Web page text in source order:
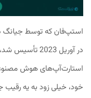
در آوریل 2023
استارت‌آپ‌های هوش
خود، خیلی زود به یه